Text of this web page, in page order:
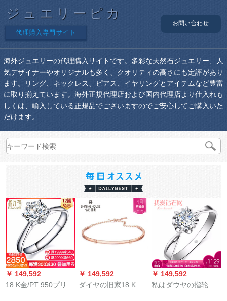
ジュエリーピカ
代理購入専門サイト
お問い合わせ
海外ジュエリーの代理購入サイトです。多彩な天然石ジュエリー、人
気デザイナーやオリジナルも多く、クオリティの高さにも定評があり
ます。リング、ネックレス、ピアス、イヤリングとアイテムなど豊富
に取り揃えています。海外正規代理店および国内代理店より仕入れも
しくは、輸入している正規品でございますのでご安心してご購入いた
だけます。
￥ 149,592
18 K金/PT 950プリチ
￥ 149,592
ダイヤの旧家18 Kダ
￥ 149,592
私はダウヤの指轮の